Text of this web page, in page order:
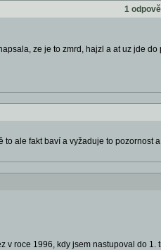
1
ze je to zmrd, hajzl a at uz jde do
ale fakt baví a vyžaduje to pozornost
v roce 1996, kdy jsem nastupoval do 1.